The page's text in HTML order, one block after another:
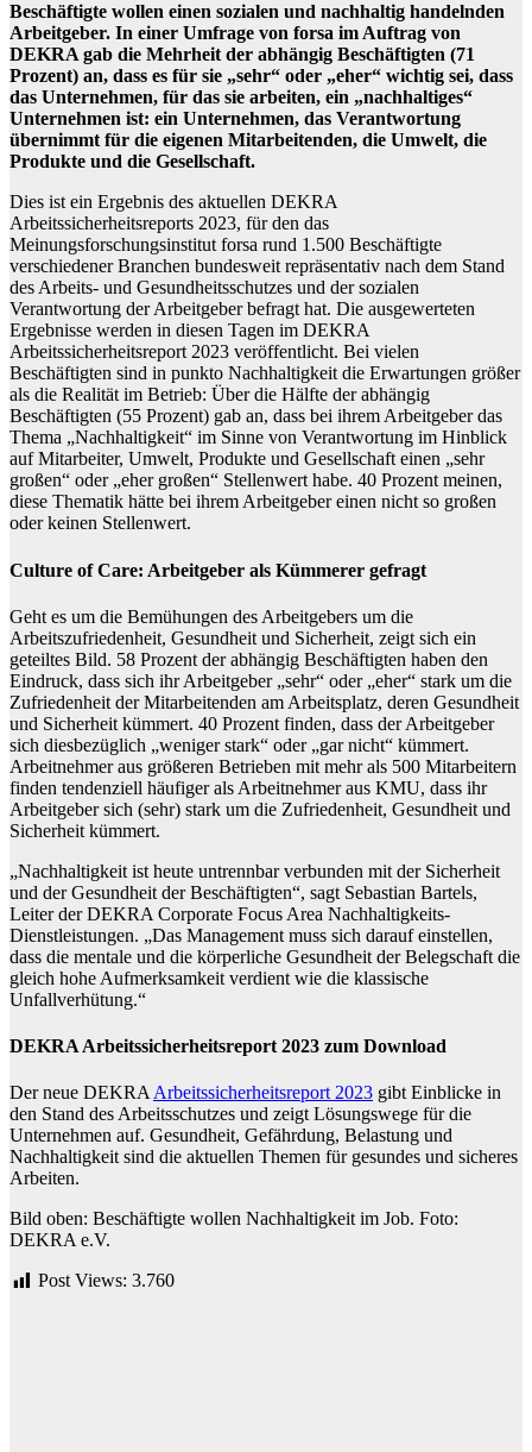
Beschäftigte wollen einen sozialen und nachhaltig handelnden
Arbeitgeber. In einer Umfrage von forsa im Auftrag von
DEKRA gab die Mehrheit der abhängig Beschäftigten (71
Prozent) an, dass es für sie „sehr“ oder „eher“ wichtig sei, dass
das Unternehmen, für das sie arbeiten, ein „nachhaltiges“
Unternehmen ist: ein Unternehmen, das Verantwortung
übernimmt für die eigenen Mitarbeitenden, die Umwelt, die
Produkte und die Gesellschaft.
Dies ist ein Ergebnis des aktuellen DEKRA
Arbeitssicherheitsreports 2023, für den das
Meinungsforschungsinstitut forsa rund 1.500 Beschäftigte
verschiedener Branchen bundesweit repräsentativ nach dem Stand
des Arbeits- und Gesundheitsschutzes und der sozialen
Verantwortung der Arbeitgeber befragt hat. Die ausgewerteten
Ergebnisse werden in diesen Tagen im DEKRA
Arbeitssicherheitsreport 2023 veröffentlicht. Bei vielen
Beschäftigten sind in punkto Nachhaltigkeit die Erwartungen größer
als die Realität im Betrieb: Über die Hälfte der abhängig
Beschäftigten (55 Prozent) gab an, dass bei ihrem Arbeitgeber das
Thema „Nachhaltigkeit“ im Sinne von Verantwortung im Hinblick
auf Mitarbeiter, Umwelt, Produkte und Gesellschaft einen „sehr
großen“ oder „eher großen“ Stellenwert habe. 40 Prozent meinen,
diese Thematik hätte bei ihrem Arbeitgeber einen nicht so großen
oder keinen Stellenwert.
Culture of Care: Arbeitgeber als Kümmerer gefragt
Geht es um die Bemühungen des Arbeitgebers um die
Arbeitszufriedenheit, Gesundheit und Sicherheit, zeigt sich ein
geteiltes Bild. 58 Prozent der abhängig Beschäftigten haben den
Eindruck, dass sich ihr Arbeitgeber „sehr“ oder „eher“ stark um die
Zufriedenheit der Mitarbeitenden am Arbeitsplatz, deren Gesundheit
und Sicherheit kümmert. 40 Prozent finden, dass der Arbeitgeber
sich diesbezüglich „weniger stark“ oder „gar nicht“ kümmert.
Arbeitnehmer aus größeren Betrieben mit mehr als 500 Mitarbeitern
finden tendenziell häufiger als Arbeitnehmer aus KMU, dass ihr
Arbeitgeber sich (sehr) stark um die Zufriedenheit, Gesundheit und
Sicherheit kümmert.
„Nachhaltigkeit ist heute untrennbar verbunden mit der Sicherheit
und der Gesundheit der Beschäftigten“, sagt Sebastian Bartels,
Leiter der DEKRA Corporate Focus Area Nachhaltigkeits-
Dienstleistungen. „Das Management muss sich darauf einstellen,
dass die mentale und die körperliche Gesundheit der Belegschaft die
gleich hohe Aufmerksamkeit verdient wie die klassische
Unfallverhütung.“
DEKRA Arbeitssicherheitsreport 2023 zum Download
Der neue DEKRA Arbeitssicherheitsreport 2023 gibt Einblicke in
den Stand des Arbeitsschutzes und zeigt Lösungswege für die
Unternehmen auf. Gesundheit, Gefährdung, Belastung und
Nachhaltigkeit sind die aktuellen Themen für gesundes und sicheres
Arbeiten.
Bild oben: Beschäftigte wollen Nachhaltigkeit im Job. Foto:
DEKRA e.V.
Post Views: 3.760